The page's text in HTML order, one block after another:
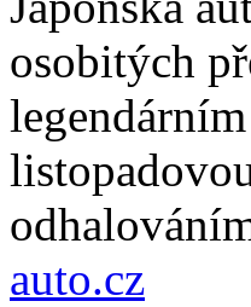
osobitých
auto.cz